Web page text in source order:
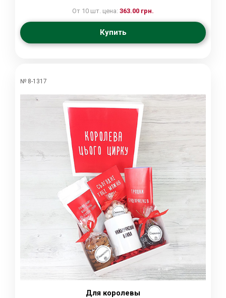
От 10 шт. цена: 363.00 грн.
Купить
№ 8-1317
Для королевы